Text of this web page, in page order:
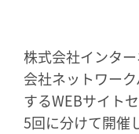
株式会社インタ
会社ネットワー
するWEBサイト
5回に分けて開催